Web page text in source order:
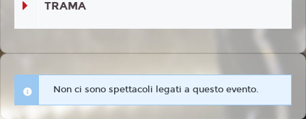
TRAMA
Non ci sono spettacoli legati a questo evento.